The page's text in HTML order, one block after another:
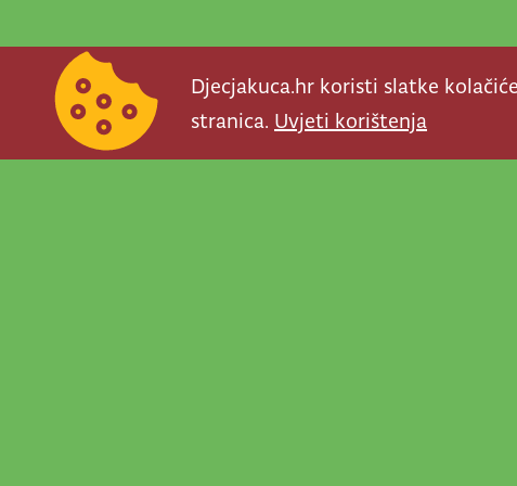
Djecjakuca.hr koristi slatke
stranica. Uvjeti korištenja